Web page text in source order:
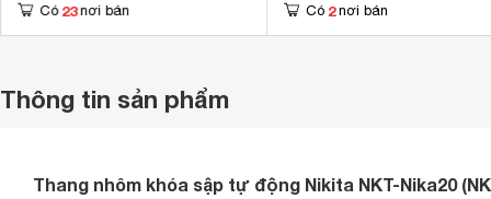
Có 23 nơi bán Có 2 nơi bán
Thông tin sản phẩm
Thang nhôm khóa sập tự động Nikita NKT-Nika20